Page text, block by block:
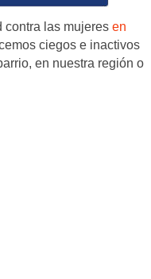
contra las mujeres en
ciegos e inactivos
en nuestra región o